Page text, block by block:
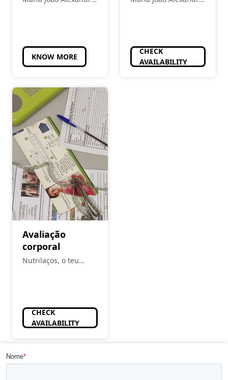
KNOW MORE
CHECK
AVAILABILITY
Avaliação
corporal
Nutrilaços, o teu
CHECK
AVAILABILITY